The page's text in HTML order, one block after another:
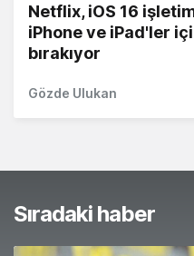
Netflix, iOS 16
iPhone ve iPad'ler
bırakıyor
Gözde Ulukan
Sıradaki haber